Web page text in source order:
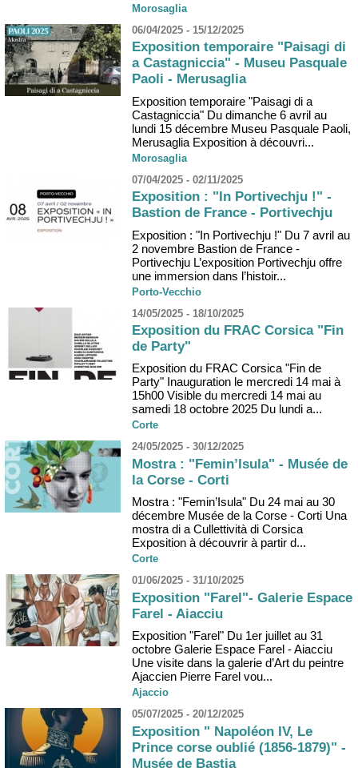
Morosaglia
06/04/2025 - 15/12/2025
Exposition temporaire "Paisagi di
a Castagniccia" - Museu Pasquale
Paoli - Merusaglia
Exposition temporaire "Paisagi di a
Castagniccia" Du dimanche 6 avril au
lundi 15 décembre Museu Pasquale Paoli,
Merusaglia Exposition à découvri...
Morosaglia
07/04/2025 - 02/11/2025
Exposition : "In Portivechju !" -
Bastion de France - Portivechju
Exposition : "In Portivechju !" Du 7 avril au
2 novembre Bastion de France -
Portivechju L’exposition Portivechju offre
une immersion dans l’histoir...
Porto-Vecchio
14/05/2025 - 18/10/2025
Exposition du FRAC Corsica "Fin
de Party"
Exposition du FRAC Corsica "Fin de
Party" Inauguration le mercredi 14 mai à
15h00 Visible du mercredi 14 mai au
samedi 18 octobre 2025 Du lundi a...
Corte
24/05/2025 - 30/12/2025
Mostra : "Femin’Isula" - Musée de
la Corse - Corti
Mostra : "Femin’Isula" Du 24 mai au 30
décembre Musée de la Corse - Corti Una
mostra di a Cullettività di Corsica
Exposition à découvrir à partir d...
Corte
01/06/2025 - 31/10/2025
Exposition "Farel"- Galerie Espace
Farel - Aiacciu
Exposition "Farel" Du 1er juillet au 31
octobre Galerie Espace Farel - Aiacciu
Une visite dans la galerie d’Art du peintre
Ajaccien Pierre Farel vou...
Ajaccio
05/07/2025 - 20/12/2025
Exposition " Napoléon IV, Le
Prince corse oublié (1856-1879)" -
Musée de Bastia